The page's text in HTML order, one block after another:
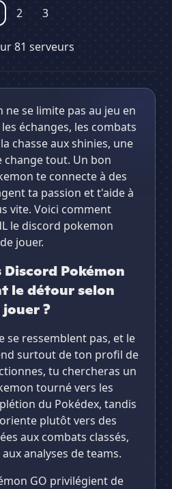
2 3
81 serveurs
ne se limite pas au jeu en
échanges, les combats
chasse aux shinies, une
change tout. Un bon
te connecte à des
ta passion et t'aide à
vite. Voici comment
le discord pokemon
jouer.
Pokémon
le détour selon
?
se ressemblent pas, et le
surtout de ton profil de
tu chercheras un
tourné vers les
du Pokédex, tandis
plutôt vers des
aux combats classés,
analyses de teams.
GO privilégient de